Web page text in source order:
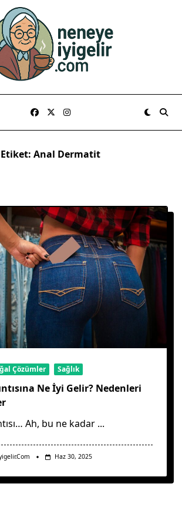
Etiket: Anal Dermatit
Çözümler Sağlık
Ne İyi Gelir? Nedenleri
Ah, bu ne kadar ...
Haz 30, 2025